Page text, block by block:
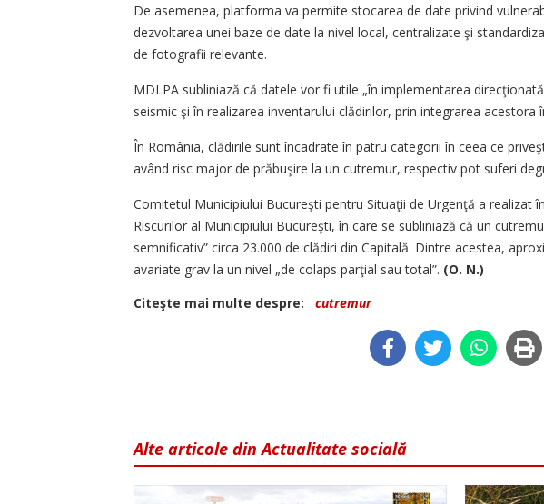
De asemenea, platforma va permite stocarea de date privind
dezvoltarea unei baze de date la nivel local, centralizate şi
de fotografii relevante.
MDLPA subliniază că datele vor fi utile „în implementarea
seismic şi în realizarea inventarului clădirilor, prin integrarea acestora
În România, clădirile sunt încadrate în patru categorii în ceea ce
având risc major de prăbuşire la un cutremur, respectiv pot suferi
Comitetul Municipiului Bucureşti pentru Situaţii de Urgenţă a realizat
Riscurilor al Municipiului Bucureşti, în care se subliniază că un
semnificativ” circa 23.000 de clădiri din Capitală. Dintre acestea,
avariate grav la un nivel „de colaps parţial sau total”. (O. N.)
Citeşte mai multe despre:
cutremur
Alte articole din Actualitate socială